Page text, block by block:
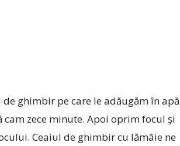
ghimbir pe care le adăugăm în apă
cam zece minute. Apoi oprim focul și
Ceaiul de ghimbir cu lămâie ne